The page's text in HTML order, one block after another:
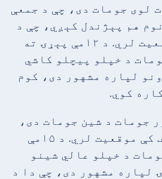
لوی جومات دی، چې د جمعې
هم پېژندل کېږي، چې د
لویدیځو ښار هرات کې موقعیت لري. د ۱۲مې پېړۍ ته
د خپلو پیچلو کاشي
لپاره مشهور دی، کوم
کوي.
جومات د شین جومات دی،
چې د شمالي ښار مزار شریف کې موقعیت لري. د ۱۵مې
د خپلو عالي شینو
لپاره مشهور دی، چې دا د